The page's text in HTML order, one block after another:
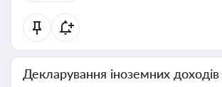
Декларування іноземних доходів